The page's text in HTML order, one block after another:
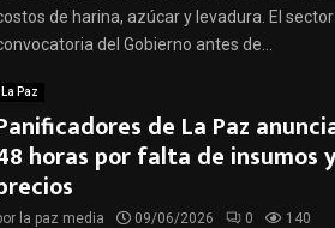
de harina, azúcar y levadura. El
del Gobierno antes de...
La Paz
de La Paz
horas por falta de insumos
la paz media 09/06/2026 0 140